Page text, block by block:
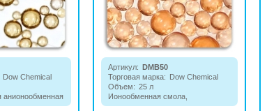
Dow Chemical
анионообменная
Артикул: DMB50
Торговая марка: Dow Chemical
Объем: 25 л
Ионообменная смола,
представляющая собой смесь